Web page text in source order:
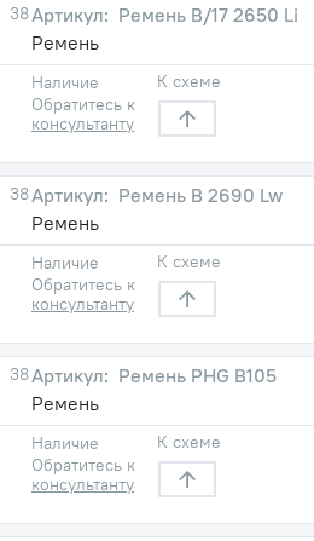
38
Ремень B/17 2650 Li
Ремень
Наличие
Обратитесь к
консультанту
К схеме
38
Ремень B 2690 Lw
Ремень
Наличие
Обратитесь к
консультанту
К схеме
38
Ремень PHG B105
Ремень
Наличие
Обратитесь к
консультанту
К схеме